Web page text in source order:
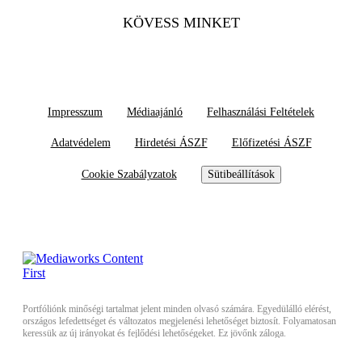
KÖVESS MINKET
Impresszum Médiaajánló Felhasználási Feltételek
Adatvédelem Hirdetési ÁSZF Előfizetési ÁSZF
Cookie Szabályzatok Sütibeállítások
Portfóliónk minőségi tartalmat jelent minden olvasó számára. Egyedülálló elérést,
országos lefedettséget és változatos megjelenési lehetőséget biztosít. Folyamatosan
keressük az új irányokat és fejlődési lehetőségeket. Ez jövőnk záloga.